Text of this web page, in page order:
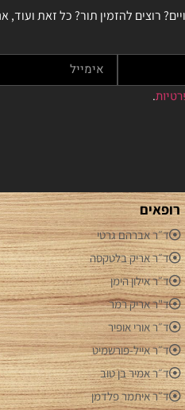
רוצים להזמין תור? כל זאת ועוד,
.
רופאים
ד״ר אברהם גרטי
ד״ר אריק בלטקסה
ד״ר אילון הימן
ד"ר אריק רמר
ד״ר אורי אופיר
ד״ר אייל-פורשמיט
ד״ר אמיר בן טוב
ד״ר איתמר פלדמן